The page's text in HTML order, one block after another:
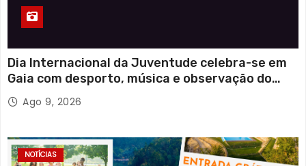
Dia Internacional da Juventude celebra-se em
Gaia com desporto, música e observação do
eclipse solar
Ago 9, 2026
NOTÍCIAS